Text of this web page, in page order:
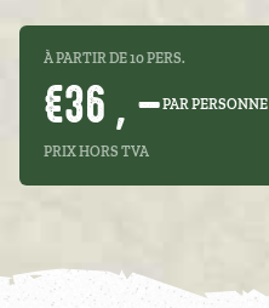
À PARTIR DE 10 PERS.
€36 , –PAR PERSONNE
PRIX HORS TVA